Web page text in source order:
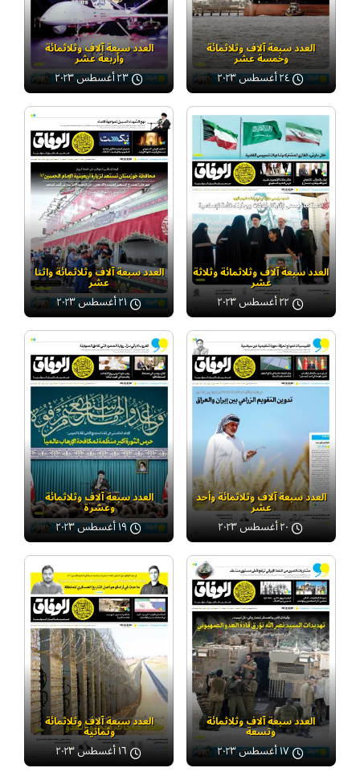
العدد سبعة آلاف وثلاثمائة
وخمسة عشر
٢٤ أغسطس ٢٠٢٣
العدد سبعة آلاف وثلاثمائة
وأربعة عشر
٢٣ أغسطس ٢٠٢٣
العدد سبعة آلاف وثلاثمائة وثلاثة
عشر
٢٢ أغسطس ٢٠٢٣
العدد سبعة آلاف وثلاثمائة واثنا
عشر
٢١ أغسطس ٢٠٢٣
العدد سبعة آلاف وثلاثمائة وأحد
عشر
٢٠ أغسطس ٢٠٢٣
العدد سبعة آلاف وثلاثمائة
وعشرة
١٩ أغسطس ٢٠٢٣
العدد سبعة آلاف وثلاثمائة
وتسعة
١٧ أغسطس ٢٠٢٣
العدد سبعة آلاف وثلاثمائة
وثمانية
١٦ أغسطس ٢٠٢٣